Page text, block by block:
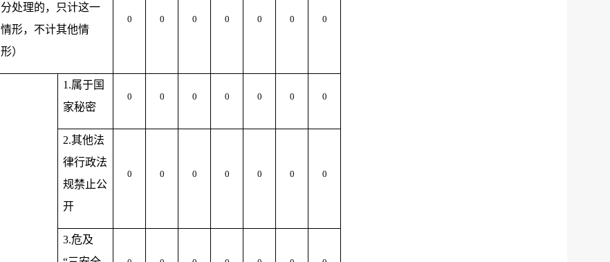
分处理的，只计这一
情形，不计其他情
形）
0 0 0 0 0 0 0
1.属于国
家秘密
0 0 0 0 0 0 0
2.其他法
律行政法
规禁止公
开
0 0 0 0 0 0 0
3.危及